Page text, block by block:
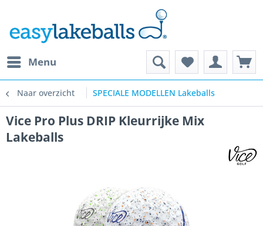
Menu
Naar overzicht SPECIALE MODELLEN Lakeballs
Vice Pro Plus DRIP Kleurrijke Mix
Lakeballs